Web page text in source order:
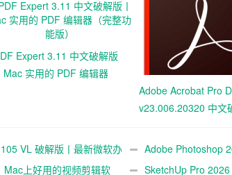
Expert 3.11 中文破解版
Mac 实用的 PDF 编辑器
Adobe Acrobat Pro
v23.006.20320 中文
VL 破解版丨最新微软办
Adobe Photoshop
活｜专业修图软件（P
上好用的视频剪辑软 SketchUp Pro